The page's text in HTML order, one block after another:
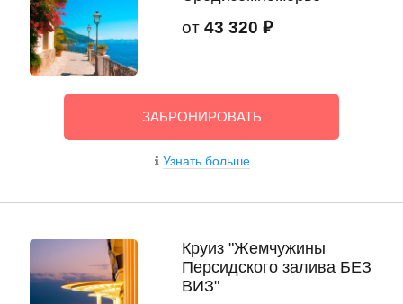
от 43 320 ₽
ЗАБРОНИРОВАТЬ
Узнать больше
Круиз "Жемчужины
Персидского залива БЕЗ
ВИЗ"